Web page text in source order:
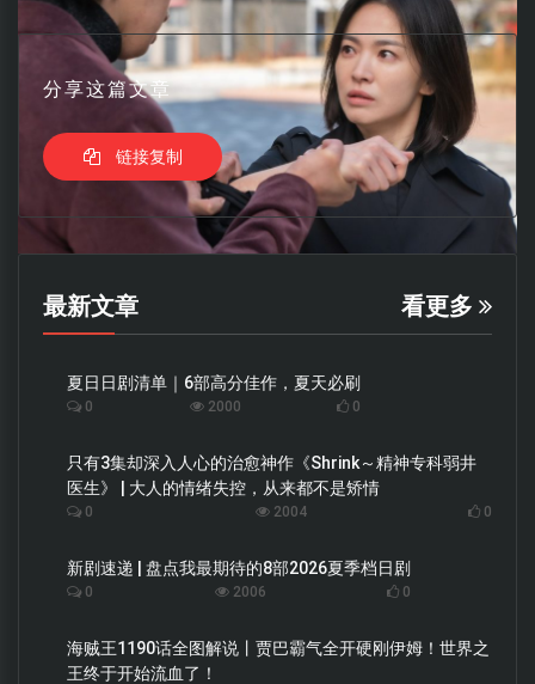
分享这篇文章
链接复制
最新文章 看更多
夏日日剧清单｜6部高分佳作，夏天必刷
0 2000 0
只有3集却深入人心的治愈神作《Shrink～精神专科弱井
医生》 | 大人的情绪失控，从来都不是矫情
0 2004 0
新剧速递 | 盘点我最期待的8部2026夏季档日剧
0 2006 0
海贼王1190话全图解说丨贾巴霸气全开硬刚伊姆！世界之
王终于开始流血了！